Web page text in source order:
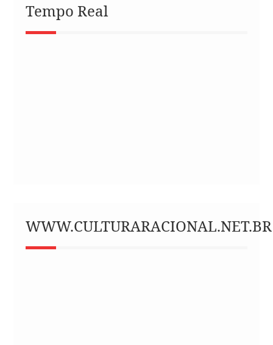
Tempo Real
WWW.CULTURARACIONAL.NET.BR